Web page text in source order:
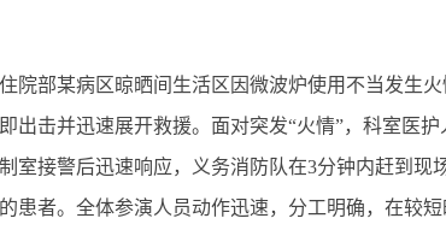
院部某病区晾晒间 生活区 因微波炉使用不当发生
出击并迅速展开救援。 面对突发“火情”，科室医
室接警后迅速响应， 义务消防队在3分钟内赶到现
者。全体参演人员动作迅速，分工明确，在较短